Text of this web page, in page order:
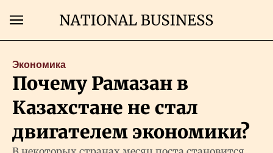
Главная
Экономика
Почему Рамазан в
Казахстане не стал
двигателем экономики?